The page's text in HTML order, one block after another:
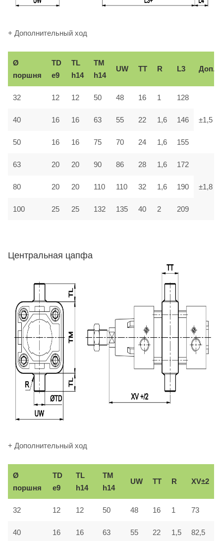
+ Дополнительный ход
Ø
поршня
TD
e9
TL
h14
TM
h14
UW TT R L3 Доп.
32 12 12 50 48 16 1 128
±1,5
40 16 16 63 55 22 1,6 146
50 16 16 75 70 24 1,6 155
63 20 20 90 86 28 1,6 172
±1,8
80 20 20 110 110 32 1,6 190
100 25 25 132 135 40 2 209
Центральная цапфа
+ Дополнительный ход
Ø
поршня
TD
e9
TL
h14
TM
h14
UW TT R XV±2
32 12 12 50 48 16 1 73
40 16 16 63 55 22 1,5 82,5